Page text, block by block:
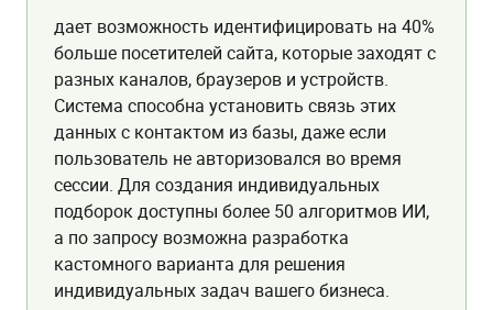
дает возможность идентифицировать на 40%
больше посетителей сайта, которые заходят с
разных каналов, браузеров и устройств.
Система способна установить связь этих
данных с контактом из базы, даже если
пользователь не авторизовался во время
сессии. Для создания индивидуальных
подборок доступны более 50 алгоритмов ИИ,
а по запросу возможна разработка
кастомного варианта для решения
индивидуальных задач вашего бизнеса.